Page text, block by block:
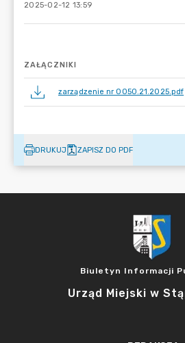
2025-02-12 13:59
ZAŁĄCZNIKI
zarządzenie nr 0050.21.2025.pdf
DRUKUJ ZAPISZ DO PDF
Biuletyn Informacji
Urząd Miejski w